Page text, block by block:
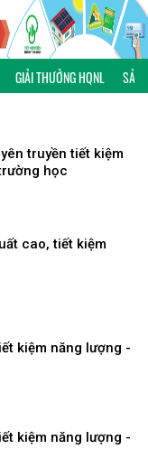
GIẢI THƯỞNG HQNL SẢN
truyền tiết kiệm
học
cao, tiết kiệm
kiệm năng lượng -
kiệm năng lượng -